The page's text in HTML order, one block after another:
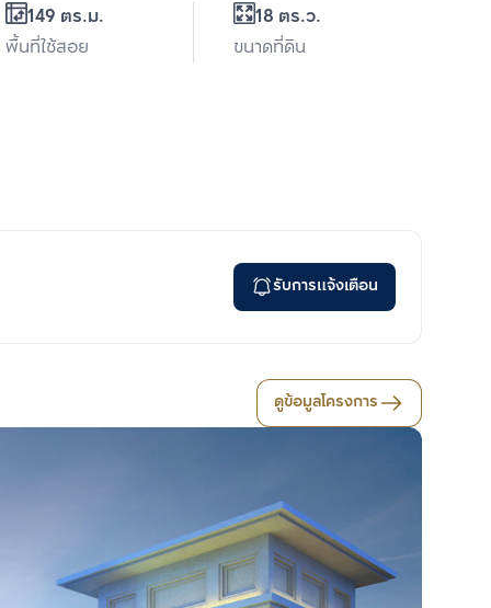
149 ตร.ม.
พื้นที่ใช้สอย
18 ตร.ว.
ขนาดที่ดิน
รับการแจ้งเตือน
ดูข้อมูลโครงการ